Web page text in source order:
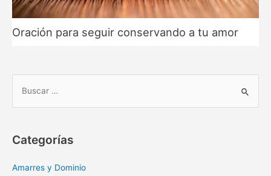
Oración para seguir conservando a tu amor
a
r
Categorías
Amarres y Dominio